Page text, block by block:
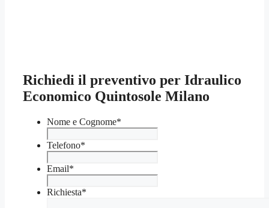
Richiedi il preventivo per Idraulico
Economico Quintosole Milano
Nome e Cognome*
Telefono*
Email*
Richiesta*